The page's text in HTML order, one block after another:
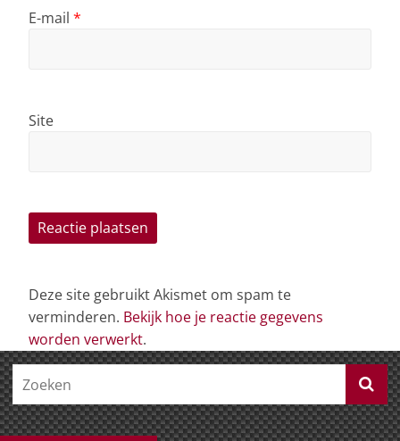
E-mail *
Site
Deze site gebruikt Akismet om spam te
verminderen. Bekijk hoe je reactie gegevens
worden verwerkt.